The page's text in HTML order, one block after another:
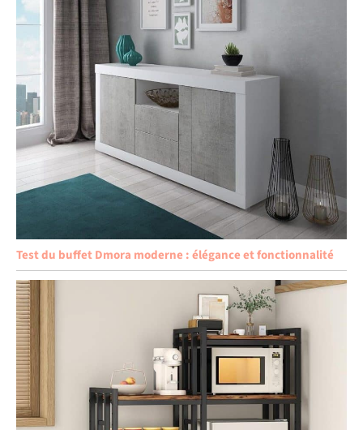
Test du buffet Dmora moderne : élégance et fonctionnalité